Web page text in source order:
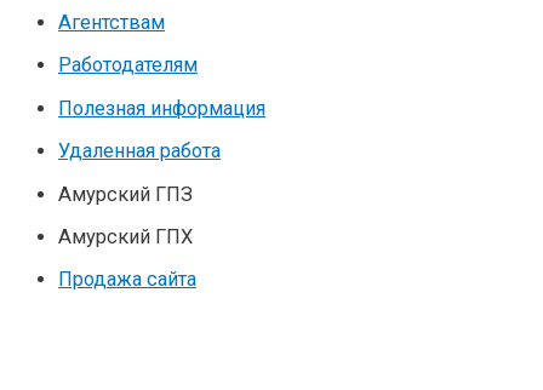
Агентствам
Работодателям
Полезная информация
Удаленная работа
Амурский ГПЗ
Амурский ГПХ
Продажа сайта